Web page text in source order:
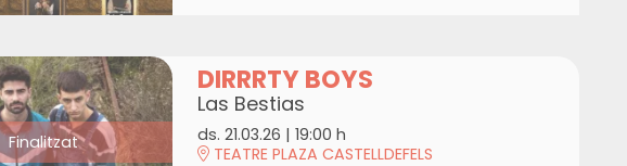
Finalitzat
DIRRRTY BOYS
Las Bestias
ds. 21.03.26 | 19:00 h
TEATRE PLAZA CASTELLDEFELS